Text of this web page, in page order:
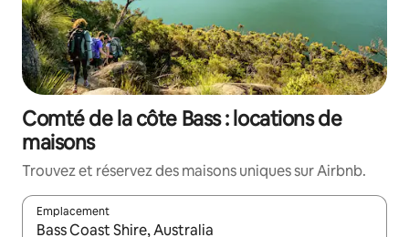
Comté de la côte Bass : locations de
maisons
Trouvez et réservez des maisons uniques sur Airbnb.
Emplacement
Quand les résultats sont affichés, parcourez-les en utilisant